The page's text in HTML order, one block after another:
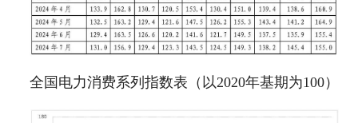
全国电力消费系列指数表（以2020年基期为100）